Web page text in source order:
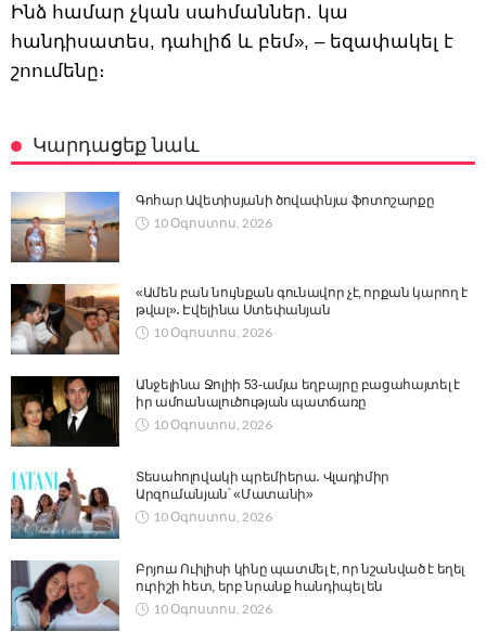
Ինձ համար չկան սահմաններ․ կա
հանդիսատես, դահլիճ և բեմ», – եզափակել է
շոումենը։
Կարդացեք նաև
Գոհար Ավետիսյանի ծովափնյա ֆոտոշարքը
10 Օգոստոս, 2026
«Ամեն բան նույնքան գունավոր չէ, որքան կարող է
թվալ»․ Էվելինա Ստեփանյան
10 Օգոստոս, 2026
Անջելինա Ջոլիի 53-ամյա եղբայրը բացահայտել է
իր ամուսնալուծության պատճառը
10 Օգոստոս, 2026
Տեսահոլովակի պրեմիերա․ Վլադիմիր
Արզումանյան՝ «Մատանի»
10 Օգոստոս, 2026
Բրյուս Ուիլիսի կինը պատմել է, որ նշանված է եղել
ուրիշի հետ, երբ նրանք հանդիպել են
10 Օգոստոս, 2026